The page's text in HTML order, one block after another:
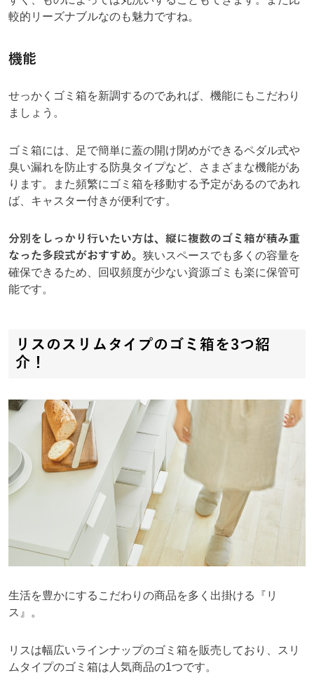
較的リーズナブルなのも魅力ですね。
機能
せっかくゴミ箱を新調するのであれば、機能にもこだわり
ましょう。
ゴミ箱には、足で簡単に蓋の開け閉めができるペダル式や
臭い漏れを防止する防臭タイプなど、さまざまな機能があ
ります。また頻繁にゴミ箱を移動する予定があるのであれ
ば、キャスター付きが便利です。
分別をしっかり行いたい方は、縦に複数のゴミ箱が積み重
なった多段式がおすすめ。 狭いスペースでも多くの容量を
確保できるため、回収頻度が少ない資源ゴミも楽に保管可
能です。
リスのスリムタイプのゴミ箱を3つ紹
介！
生活を豊かにするこだわりの商品を多く出掛ける『リ
ス』。
リスは幅広いラインナップのゴミ箱を販売しており、スリ
ムタイプのゴミ箱は人気商品の1つです。